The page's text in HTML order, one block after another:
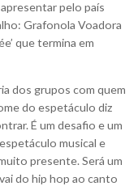
pelo país
Grafonola Voadora
que termina em
dos grupos com quem
do espetáculo diz
É um desafio e um
musical e
presente. Será um
do hip hop ao canto